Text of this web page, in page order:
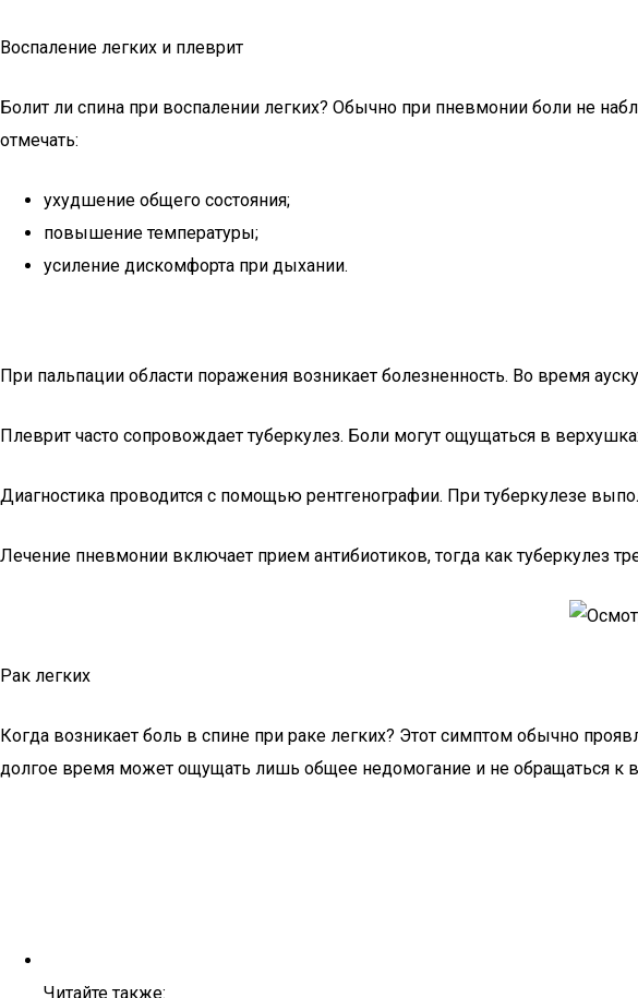
Воспаление легких и плеврит
Болит ли спина при воспалении легких? Обычно при пневмонии боли не
отмечать:
ухудшение общего состояния;
повышение температуры;
усиление дискомфорта при дыхании.
При пальпации области поражения возникает болезненность. Во время
Плеврит часто сопровождает туберкулез. Боли могут ощущаться в
Диагностика проводится с помощью рентгенографии. При туберкулезе
Лечение пневмонии включает прием антибиотиков, тогда как туберкулез
Рак легких
Когда возникает боль в спине при раке легких? Этот симптом обычно
долгое время может ощущать лишь общее недомогание и не обращаться к
Читайте также: